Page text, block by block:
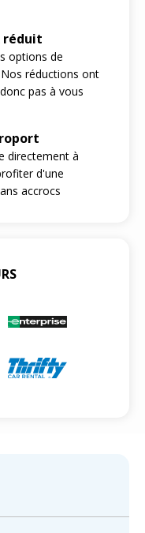
réduit
options de
réductions ont
pas à vous
directement à
d'une
accrocs